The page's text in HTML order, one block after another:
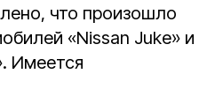
что произошло
«Nissan Juke» и
Имеется